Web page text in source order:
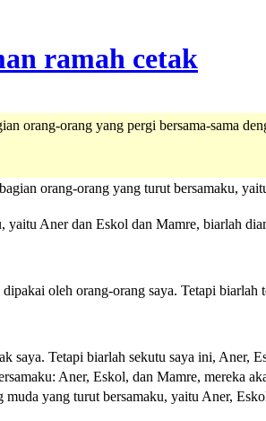
orang-orang yang pergi bersama-sama
orang-orang yang turut bersamaku,
Aner dan Eskol dan Mamre, biarlah
oleh orang-orang saya. Tetapi
saya. Tetapi biarlah sekutu saya ini, Aner,
Aner, Eskol, dan Mamre, mereka
yang turut bersamaku, yaitu Aner,